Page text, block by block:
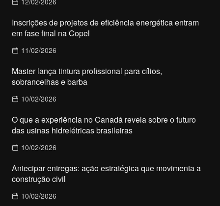
Inscrições de projetos de eficiência energética entram
em fase final na Copel
11/02/2026
Master lança tintura profissional para cílios,
sobrancelhas e barba
10/02/2026
O que a experiência no Canadá revela sobre o futuro
das usinas hidrelétricas brasileiras
10/02/2026
Antecipar entregas: ação estratégica que movimenta a
construção civil
10/02/2026